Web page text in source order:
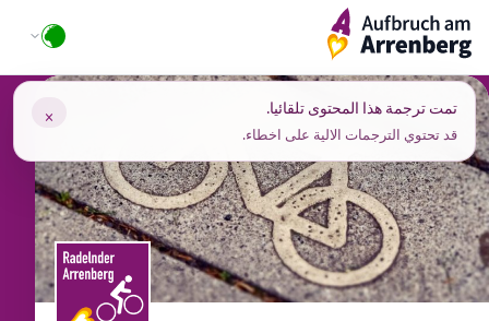
Skip
content
ArrenbergApp
تمت ترجمة هذا المحتوى تلقائيا.
قد تحتوي الترجمات الالية على اخطاء.
×